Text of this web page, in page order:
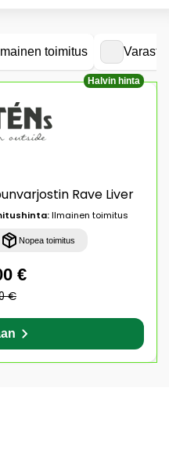
Ilmainen toimitus
Halvin hinta
Rave Liver
Ilmainen toimitus
Nopea toimitus
€
€